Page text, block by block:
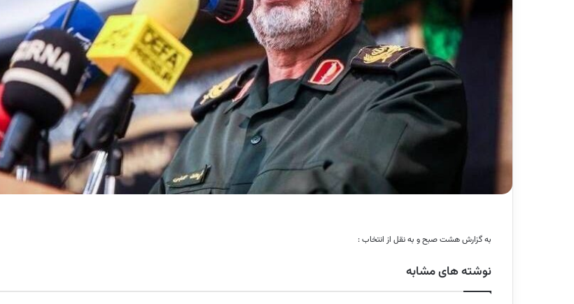
به گزارش هشت صبح و به نقل از انتخاب :
نوشته های مشابه